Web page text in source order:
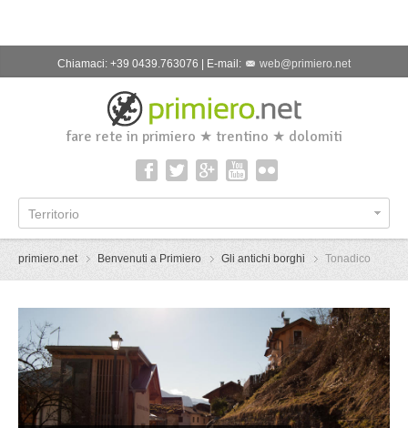
Chiamaci: +39 0439.763076 | E-mail: web@primiero.net
fare rete in primiero ★ trentino ★ dolomiti
Territorio
primiero.net Benvenuti a Primiero Gli antichi borghi Tonadico